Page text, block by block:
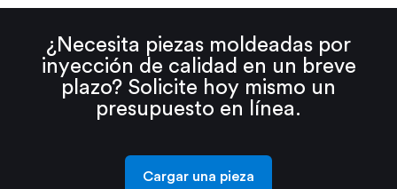
¿Necesita piezas moldeadas por
inyección de calidad en un breve
plazo? Solicite hoy mismo un
presupuesto en línea.
Cargar una pieza